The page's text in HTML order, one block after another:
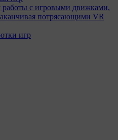
с игровыми движками,
потрясающими VR